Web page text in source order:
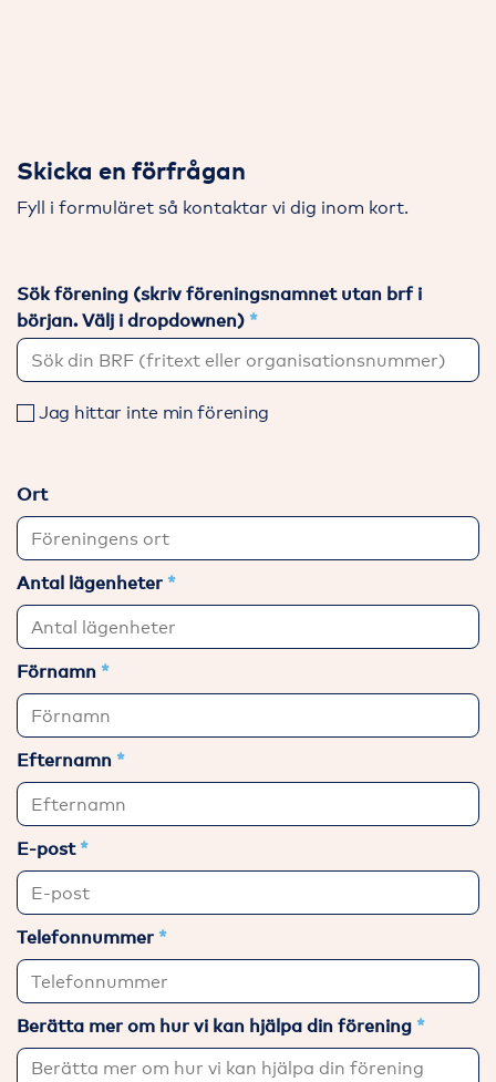
Skicka en förfrågan
Fyll i formuläret så kontaktar vi dig inom kort.
Sök förening (skriv föreningsnamnet utan brf i
början. Välj i dropdownen)
Jag hittar inte min förening
Ort
Antal lägenheter
Förnamn
Efternamn
E-post
Telefonnummer
Berätta mer om hur vi kan hjälpa din förening